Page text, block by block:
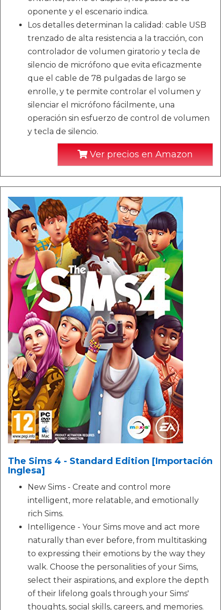
oponente y el escenario indica.
Los detalles determinan la calidad: cable USB
trenzado de alta resistencia a la tracción, con
controlador de volumen giratorio y tecla de
silencio de micrófono que evita eficazmente
que el cable de 78 pulgadas de largo se
enrolle, y te permite controlar el volumen y
silenciar el micrófono fácilmente, una
operación sin esfuerzo de control de volumen
y tecla de silencio.
Ver precios en Amazon
The Sims 4 - Standard Edition [Importación
Inglesa]
New Sims - Create and control more
intelligent, more relatable, and emotionally
rich Sims.
Intelligence - Your Sims move and act more
naturally than ever before, from multitasking
to expressing their emotions by the way they
walk. Choose the personalities of your Sims,
select their aspirations, and explore the depth
of their lifelong goals through your Sims'
thoughts, social skills, careers, and memories.